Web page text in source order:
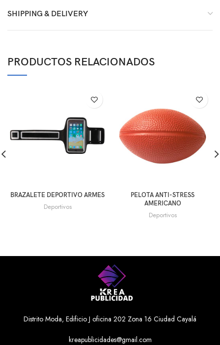
SHIPPING & DELIVERY
PRODUCTOS RELACIONADOS
BRAZALETE DEPORTIVO ARMES
Deportivos
PELOTA ANTI-STRESS
AMERICANO
Deportivos
Distrito Moda, Edificio J oficina 202 Zona 16 Ciudad Cayalá
kreapublicidades@gmail.com